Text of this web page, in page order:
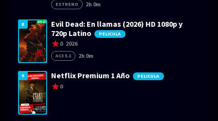
ESTRENO
2h 0m
8
Evil Dead: En llamas (2026) HD 1080p y
720p Latino
PELICULA
0 2026
AC3 5.1 2h 0m
9 Netflix Premium 1 Año PELICULA
0